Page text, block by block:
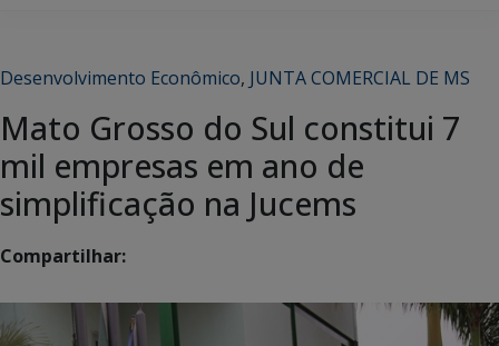
Desenvolvimento Econômico, JUNTA COMERCIAL DE MS
Mato Grosso do Sul constitui 7
mil empresas em ano de
simplificação na Jucems
Compartilhar: